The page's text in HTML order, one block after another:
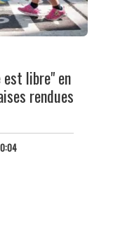
libre" en
rendues